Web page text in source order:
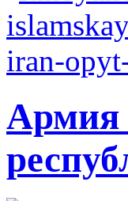
Армия